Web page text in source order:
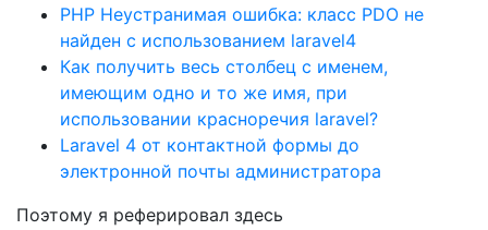
PHP Неустранимая ошибка: класс PDO не
найден с использованием laravel4
Как получить весь столбец с именем,
имеющим одно и то же имя, при
использовании красноречия laravel?
Laravel 4 от контактной формы до
электронной почты администратора
Поэтому я реферировал здесь